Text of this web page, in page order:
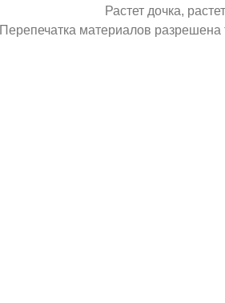
Растет дочка,
Перепечатка материалов разрешена